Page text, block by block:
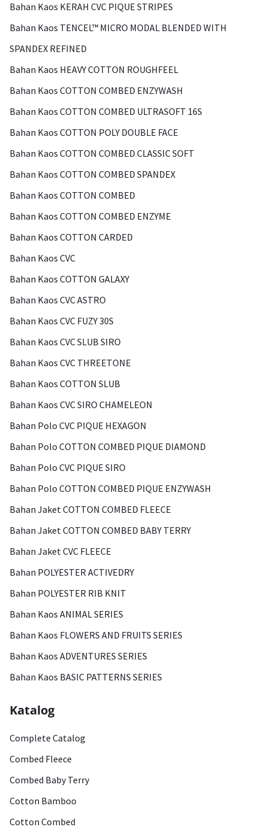
Bahan Kaos KERAH CVC PIQUE STRIPES
Bahan Kaos TENCEL™ MICRO MODAL BLENDED WITH
SPANDEX REFINED
Bahan Kaos HEAVY COTTON ROUGHFEEL
Bahan Kaos COTTON COMBED ENZYWASH
Bahan Kaos COTTON COMBED ULTRASOFT 16S
Bahan Kaos COTTON POLY DOUBLE FACE
Bahan Kaos COTTON COMBED CLASSIC SOFT
Bahan Kaos COTTON COMBED SPANDEX
Bahan Kaos COTTON COMBED
Bahan Kaos COTTON COMBED ENZYME
Bahan Kaos COTTON CARDED
Bahan Kaos CVC
Bahan Kaos COTTON GALAXY
Bahan Kaos CVC ASTRO
Bahan Kaos CVC FUZY 30S
Bahan Kaos CVC SLUB SIRO
Bahan Kaos CVC THREETONE
Bahan Kaos COTTON SLUB
Bahan Kaos CVC SIRO CHAMELEON
Bahan Polo CVC PIQUE HEXAGON
Bahan Polo COTTON COMBED PIQUE DIAMOND
Bahan Polo CVC PIQUE SIRO
Bahan Polo COTTON COMBED PIQUE ENZYWASH
Bahan Jaket COTTON COMBED FLEECE
Bahan Jaket COTTON COMBED BABY TERRY
Bahan Jaket CVC FLEECE
Bahan POLYESTER ACTIVEDRY
Bahan POLYESTER RIB KNIT
Bahan Kaos ANIMAL SERIES
Bahan Kaos FLOWERS AND FRUITS SERIES
Bahan Kaos ADVENTURES SERIES
Bahan Kaos BASIC PATTERNS SERIES
Katalog
Complete Catalog
Combed Fleece
Combed Baby Terry
Cotton Bamboo
Cotton Combed